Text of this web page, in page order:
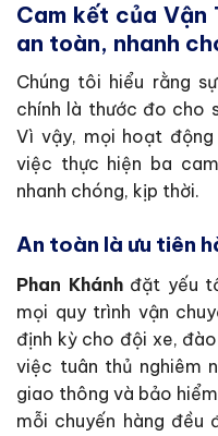
Cam kết của Vận
an toàn, nhanh
Chúng tôi hiểu rằng
chính là thước đo cho
Vì vậy, mọi hoạt
việc thực hiện ba
nhanh chóng, kịp thời.
An toàn là ưu tiên
Phan Khánhđặt yếu
mọi quy trình vận
định kỳ cho đội xe,
việc tuân thủ nghiêm
giao thông và bảo
mỗi chuyến hàng đều